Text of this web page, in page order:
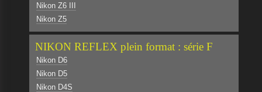
Nikon Z6 III
Nikon Z5
NIKON REFLEX plein format : série F
Nikon D6
Nikon D5
Nikon D4S